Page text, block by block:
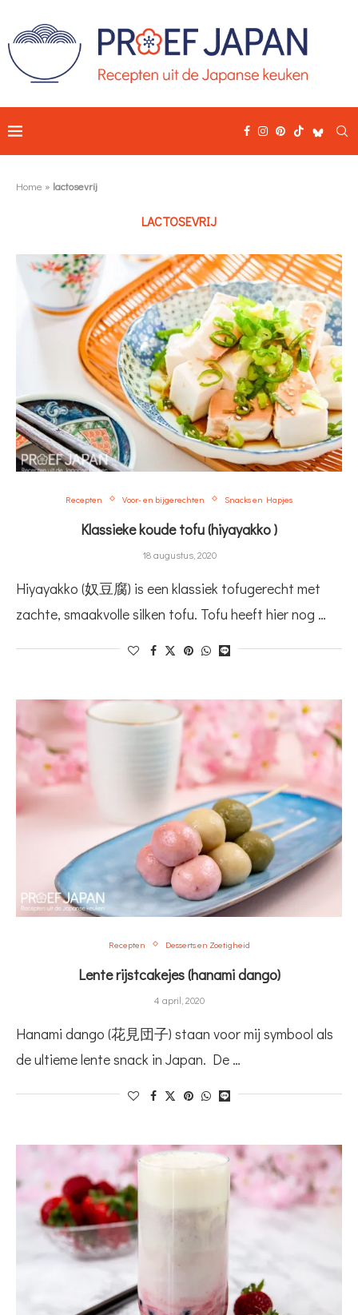
Home » lactosevrij
LACTOSEVRIJ
Recepten Voor- en bijgerechten Snacks en Hapjes
Klassieke koude tofu (hiyayakko )
18 augustus, 2020
Hiyayakko (奴豆腐) is een klassiek tofugerecht met
zachte, smaakvolle silken tofu. Tofu heeft hier nog …
Recepten Desserts en Zoetigheid
Lente rijstcakejes (hanami dango)
4 april, 2020
Hanami dango (花見団子) staan voor mij symbool als
de ultieme lente snack in Japan. De …